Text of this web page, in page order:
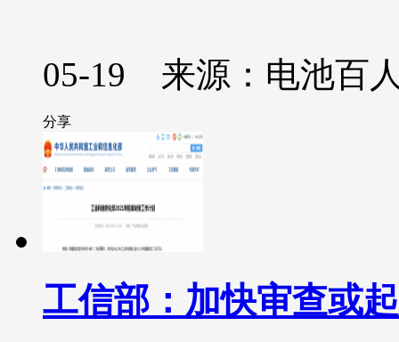
05-19 来源：电池百
分享
工信部：加快审查或